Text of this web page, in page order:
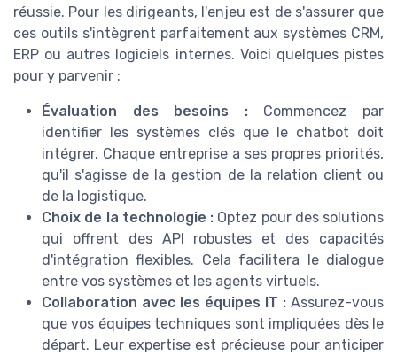
réussie. Pour les dirigeants, l'enjeu est de s'assurer que
ces outils s'intègrent parfaitement aux systèmes CRM,
ERP ou autres logiciels internes. Voici quelques pistes
pour y parvenir :
Évaluation des besoins :Commencez par
identifier les systèmes clés que le chatbot doit
intégrer. Chaque entreprise a ses propres priorités,
qu'il s'agisse de la gestion de la relation client ou
de la logistique.
Choix de la technologie : Optez pour des solutions
qui offrent des API robustes et des capacités
d'intégration flexibles. Cela facilitera le dialogue
entre vos systèmes et les agents virtuels.
Collaboration avec les équipes IT : Assurez-vous
que vos équipes techniques sont impliquées dès le
départ. Leur expertise est précieuse pour anticiper